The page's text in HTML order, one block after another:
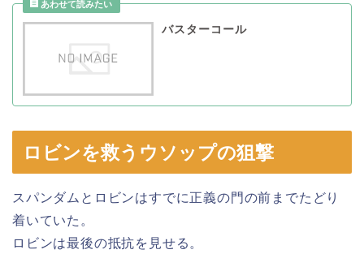
バスターコール
ロビンを救うウソップの狙撃
スパンダムとロビンはすでに正義の門の前までたどり
着いていた。
ロビンは最後の抵抗を見せる。